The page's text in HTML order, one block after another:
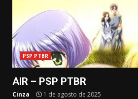
PSP PTBR
AIR – PSP PTBR
Cinza 1 de agosto de 2025